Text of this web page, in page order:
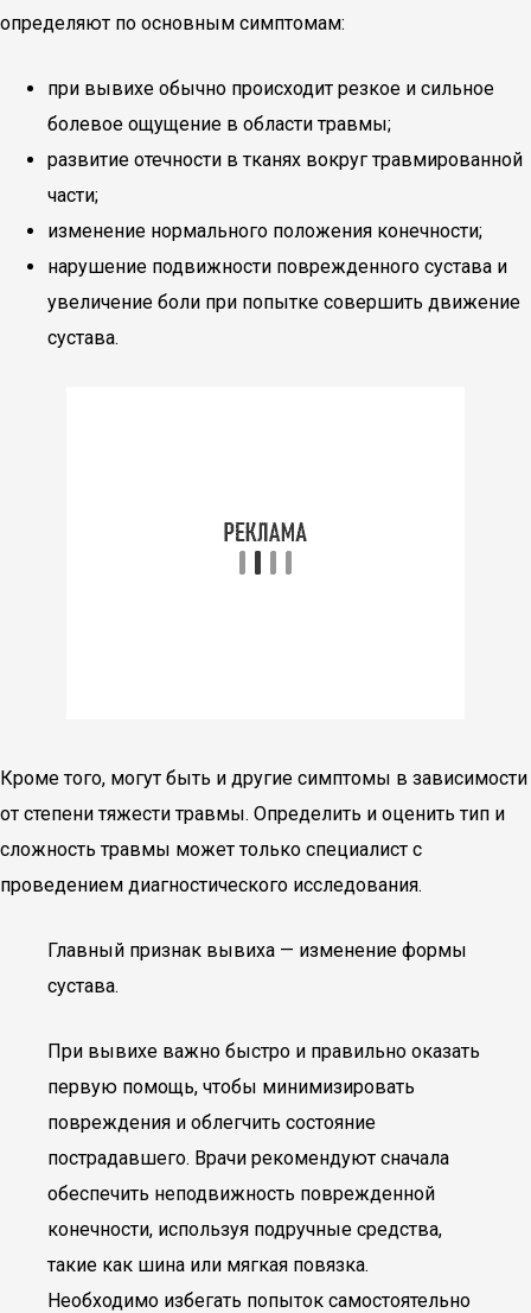
определяют по основным симптомам:
при вывихе обычно происходит резкое и сильное
болевое ощущение в области травмы;
развитие отечности в тканях вокруг травмированной
части;
изменение нормального положения конечности;
нарушение подвижности поврежденного сустава и
увеличение боли при попытке совершить движение
сустава.
Кроме того, могут быть и другие симптомы в зависимости
от степени тяжести травмы. Определить и оценить тип и
сложность травмы может только специалист с
проведением диагностического исследования.
Главный признак вывиха — изменение формы
сустава.
При вывихе важно быстро и правильно оказать
первую помощь, чтобы минимизировать
повреждения и облегчить состояние
пострадавшего. Врачи рекомендуют сначала
обеспечить неподвижность поврежденной
конечности, используя подручные средства,
такие как шина или мягкая повязка.
Необходимо избегать попыток самостоятельно